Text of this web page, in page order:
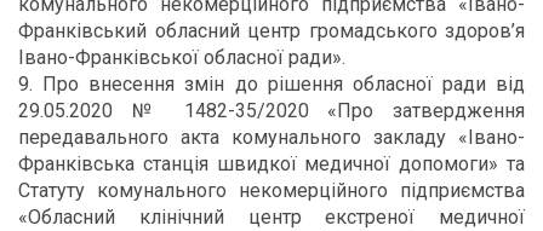
Франківський обласний центр громадського здоров’я
Івано-Франківської обласної ради».
9. Про внесення змін до рішення обласної ради від
29.05.2020 № 1482-35/2020 «Про затвердження
передавального акта комунального закладу «Івано-
Франківська станція швидкої медичної допомоги» та
Статуту комунального некомерційного підприємства
«Обласний клінічний центр екстреної медичної